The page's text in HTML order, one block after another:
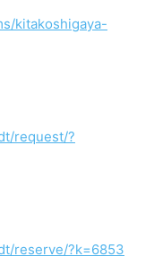
kitakoshigaya-
request/?
reserve/?k=6853